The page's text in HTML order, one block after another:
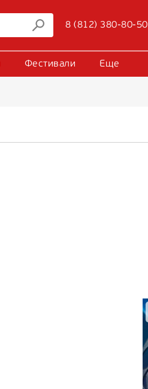
8 (812) 380-80-50
Фестивали Еще